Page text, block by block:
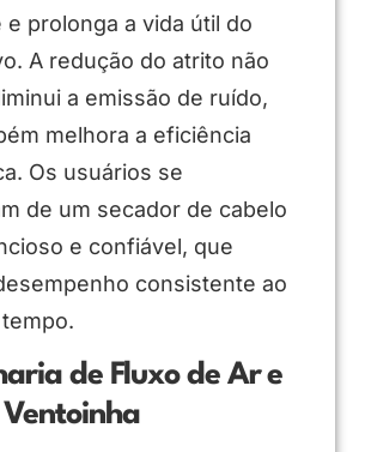
e prolonga a vida útil do
A redução do atrito não
a emissão de ruído,
melhora a eficiência
Os usuários se
de um secador de cabelo
e confiável, que
consistente ao
de Fluxo de Ar e
Ventoinha